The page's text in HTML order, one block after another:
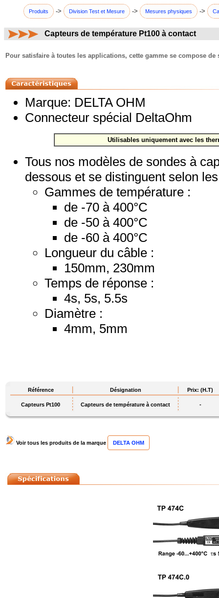
Produits -> Division Test et Mesure -> Mesures physiques ->
Capteurs de température Pt100 à contact
Pour satisfaire à toutes les applications, cette gamme se compose
Marque: DELTA OHM
Connecteur spécial DeltaOhm
Utilisables uniquement avec les
Tous nos modèles de sondes à
dessous et se distinguent selon
Gammes de température :
de -70 à 400°C
de -50 à 400°C
de -60 à 400°C
Longueur du câble :
150mm, 230mm
Temps de réponse :
4s, 5s, 5.5s
Diamètre :
4mm, 5mm
Référence Désignation Prix: (H.T)
Capteurs Pt100 Capteurs de température à contact -
Voir tous les produits de la marque DELTA OHM